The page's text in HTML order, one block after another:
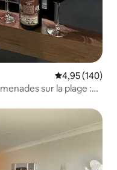
Évaluation
4,95 (140)
sur la plage :